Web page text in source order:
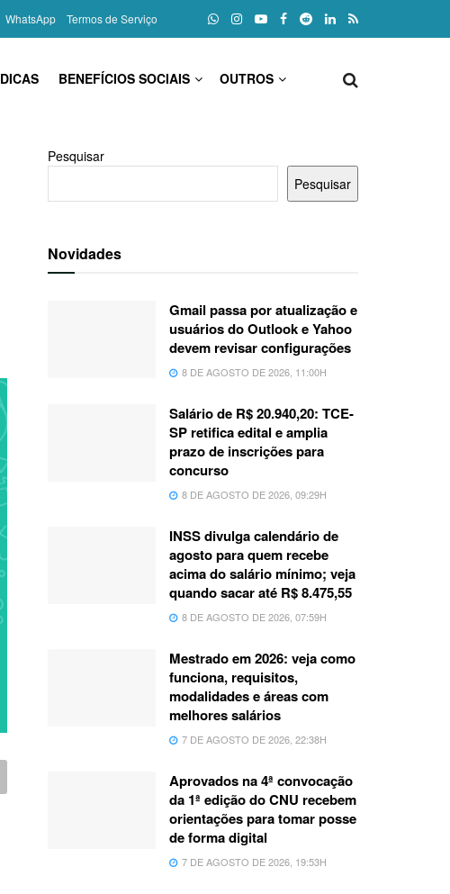
WhatsApp Termos de Serviço
DICAS BENEFÍCIOS SOCIAIS OUTROS
Pesquisar
Pesquisar
Novidades
Gmail passa por atualização e
usuários do Outlook e Yahoo
devem revisar configurações
8 DE AGOSTO DE 2026, 11:00H
Salário de R$ 20.940,20: TCE-
SP retifica edital e amplia
prazo de inscrições para
concurso
8 DE AGOSTO DE 2026, 09:29H
INSS divulga calendário de
agosto para quem recebe
acima do salário mínimo; veja
quando sacar até R$ 8.475,55
8 DE AGOSTO DE 2026, 07:59H
Mestrado em 2026: veja como
funciona, requisitos,
modalidades e áreas com
melhores salários
7 DE AGOSTO DE 2026, 22:38H
Aprovados na 4ª convocação
da 1ª edição do CNU recebem
orientações para tomar posse
de forma digital
7 DE AGOSTO DE 2026, 19:53H